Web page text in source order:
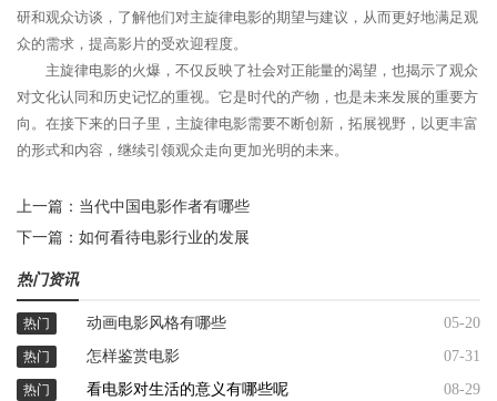
研和观众访谈，了解他们对主旋律电影的期望与建议，从而更好地满足观
众的需求，提高影片的受欢迎程度。
主旋律电影的火爆，不仅反映了社会对正能量的渴望，也揭示了观众
对文化认同和历史记忆的重视。它是时代的产物，也是未来发展的重要方
向。在接下来的日子里，主旋律电影需要不断创新，拓展视野，以更丰富
的形式和内容，继续引领观众走向更加光明的未来。
上一篇： 当代中国电影作者有哪些
下一篇： 如何看待电影行业的发展
热门资讯
热门 动画电影风格有哪些 05-20
热门 怎样鉴赏电影 07-31
热门 看电影对生活的意义有哪些呢 08-29